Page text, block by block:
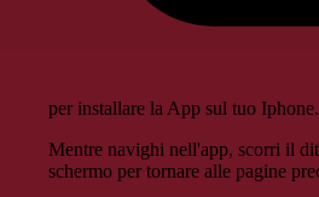
per installare la App sul tuo Iphone.
Mentre navighi nell'app, scorri il
schermo per tornare alle pagine